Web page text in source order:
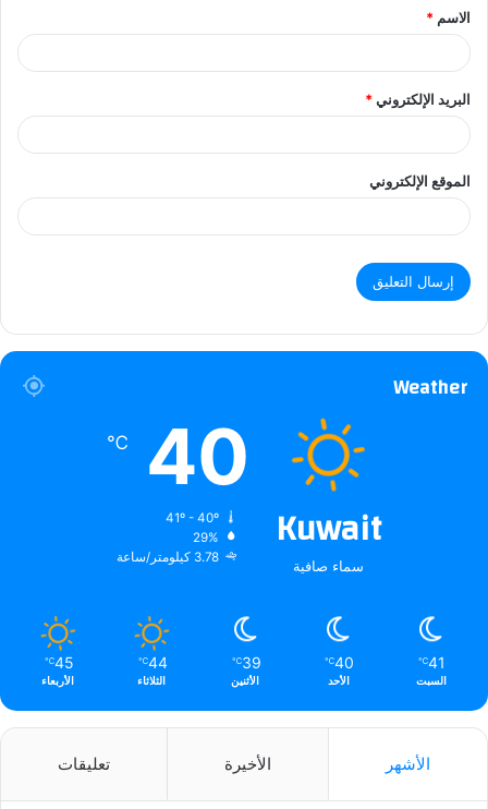
الاسم *
البريد الإلكتروني*
الموقع الإلكتروني
Weather
Kuwait
سماء صافية
40
℃
29%
3.78 كيلومتر/ساعة
41
℃
السبت
40
℃
الأحد
39
℃
الأثنين
44
℃
الثلاثاء
45
℃
الأربعاء
الأشهر الأخيرة تعليقات